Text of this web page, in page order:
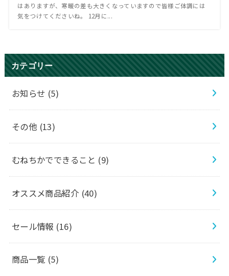
はありますが、寒暖の差も大きくなっていますので皆様ご体調には
気をつけてくださいね。 12月に...
カテゴリー
お知らせ (5)
その他 (13)
むねちかでできること (9)
オススメ商品紹介 (40)
セール情報 (16)
商品一覧 (5)